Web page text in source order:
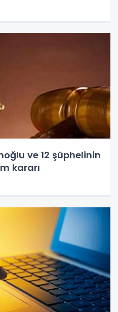
ve 12 şüphelinin
kararı